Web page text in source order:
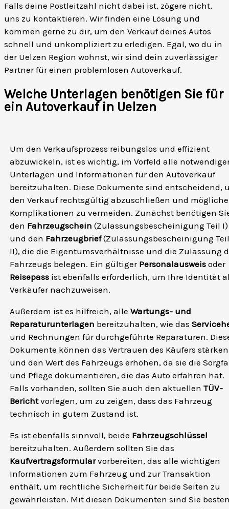
Falls deine Postleitzahl nicht dabei ist, zögere nicht,
uns zu kontaktieren. Wir finden eine Lösung und
kommen gerne zu dir, um den Verkauf deines Autos
schnell und unkompliziert zu erledigen. Egal, wo du in
der Uelzen Region wohnst, wir sind dein zuverlässiger
Partner für einen problemlosen Autoverkauf.
Welche Unterlagen benötigen Sie für
ein Autoverkauf in Uelzen
Um den Verkaufsprozess reibungslos und effizient
abzuwickeln, ist es wichtig, im Vorfeld alle
Unterlagen und Informationen für den Autoverkauf
bereitzuhalten. Diese Dokumente sind entscheidend,
den Verkauf rechtsgültig abzuschließen und mögliche
Komplikationen zu vermeiden. Zunächst benötigen
den Fahrzeugschein (Zulassungsbescheinigung Teil I)
und den Fahrzeugbrief(Zulassungsbescheinigung Teil
II), die die Eigentumsverhältnisse und die Zulassung
Fahrzeugs belegen. Ein gültiger Personalausweis oder
Reisepass ist ebenfalls erforderlich, um Ihre Identität
Verkäufer nachzuweisen.
Außerdem ist es hilfreich, alle Wartungs- und
Reparaturunterlagen bereitzuhalten, wie das
und Rechnungen für durchgeführte Reparaturen.
Dokumente können das Vertrauen des Käufers stärken
und den Wert des Fahrzeugs erhöhen, da sie die
und Pflege dokumentieren, die das Auto erfahren hat.
Falls vorhanden, sollten Sie auch den aktuellen TÜV-
Berichtvorlegen, um zu zeigen, dass das Fahrzeug
technisch in gutem Zustand ist.
Es ist ebenfalls sinnvoll, beide Fahrzeugschlüssel
bereitzuhalten. Außerdem sollten Sie das
Kaufvertragsformularvorbereiten, das alle wichtigen
Informationen zum Fahrzeug und zur Transaktion
enthält, um rechtliche Sicherheit für beide Seiten zu
gewährleisten. Mit diesen Dokumenten sind Sie